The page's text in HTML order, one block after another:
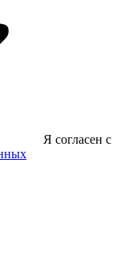
Я согласен с